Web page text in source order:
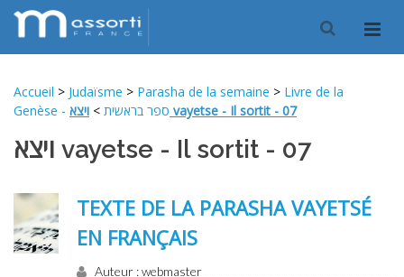
Accueil > Judaïsme > Parasha de la semaine > Livre de la
Genèse - ספר בראשית > ויצא vayetse - Il sortit - 07
ויצא vayetse - Il sortit - 07
TEXTE DE LA PARASHA VAYETSÉ
EN FRANÇAIS
Auteur : webmaster